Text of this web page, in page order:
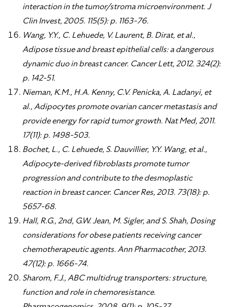
interaction in the tumor/stroma microenvironment. J
Clin Invest, 2005. 115(5): p. 1163-76.
Wang, Y.Y., C. Lehuede, V. Laurent, B. Dirat, et al.,
Adipose tissue and breast epithelial cells: a dangerous
dynamic duo in breast cancer. Cancer Lett, 2012. 324(2):
p. 142-51.
Nieman, K.M., H.A. Kenny, C.V. Penicka, A. Ladanyi, et
al., Adipocytes promote ovarian cancer metastasis and
provide energy for rapid tumor growth. Nat Med, 2011.
17(11): p. 1498-503.
Bochet, L., C. Lehuede, S. Dauvillier, Y.Y. Wang, et al.,
Adipocyte-derived fibroblasts promote tumor
progression and contribute to the desmoplastic
reaction in breast cancer. Cancer Res, 2013. 73(18): p.
5657-68.
Hall, R.G., 2nd, G.W. Jean, M. Sigler, and S. Shah, Dosing
considerations for obese patients receiving cancer
chemotherapeutic agents. Ann Pharmacother, 2013.
47(12): p. 1666-74.
Sharom, F.J., ABC multidrug transporters: structure,
function and role in chemoresistance.